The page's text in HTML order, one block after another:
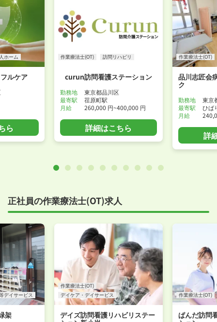
ホーム
ルケア
ら
作業療法士(OT) 訪問リハビリ
curun訪問看護ステーション
勤務地
東京都品川区
最寄駅
荏原町駅
月給
260,000 円~400,000 円
詳細はこちら
作業療法士(OT)
品川志匠会
ク
勤務地
東京
最寄駅
ひば
月給
詳
正社員の作業療法士(OT)求人
デイサービス
架
作業療法士(OT)
デイケア・デイサービス
デイズ訪問看護リハビリステー
作業療法士(OT)
ぱんだ訪問